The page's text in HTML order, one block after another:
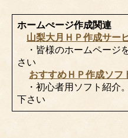
ホームぺージ作成関連
山梨大月ＨＰ作成サー
・皆様のホームページ
さい
おすすめＨＰ作成ソフ
・初心者用ソフト紹介
下さい